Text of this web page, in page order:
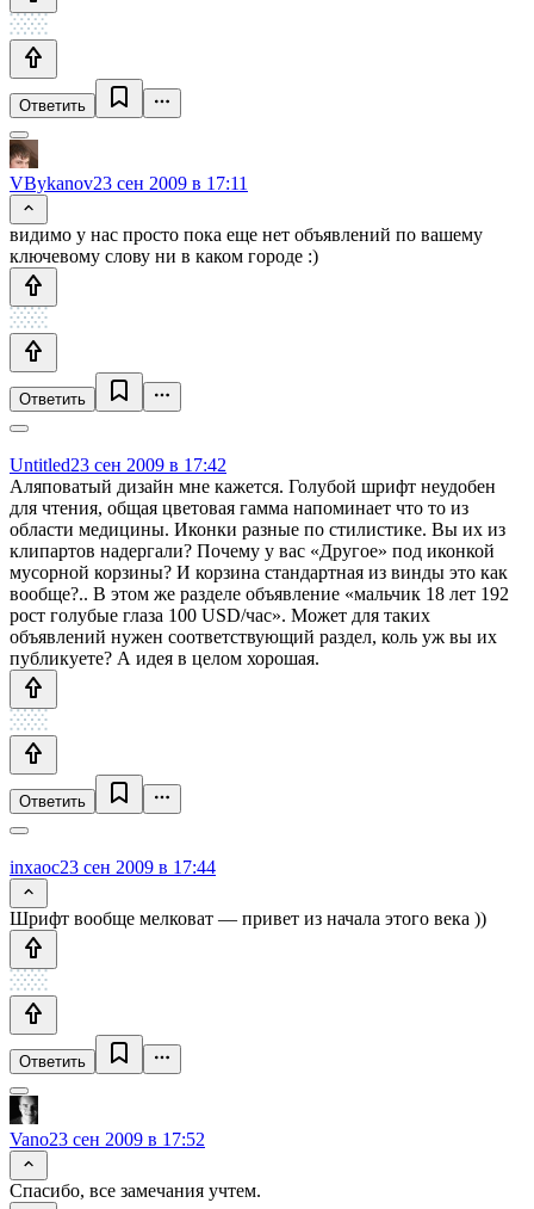
Ответить
VBykanov23 сен 2009 в 17:11
видимо у нас просто пока еще нет объявлений по вашему
ключевому слову ни в каком городе :)
Ответить
Untitled23 сен 2009 в 17:42
Аляповатый дизайн мне кажется. Голубой шрифт неудобен
для чтения, общая цветовая гамма напоминает что то из
области медицины. Иконки разные по стилистике. Вы их из
клипартов надергали? Почему у вас «Другое» под иконкой
мусорной корзины? И корзина стандартная из винды это как
вообще?.. В этом же разделе объявление «мальчик 18 лет 192
рост голубые глаза 100 USD/час». Может для таких
объявлений нужен соответствующий раздел, коль уж вы их
публикуете? А идея в целом хорошая.
Ответить
inxaoc23 сен 2009 в 17:44
Шрифт вообще мелковат — привет из начала этого века ))
Ответить
Vano23 сен 2009 в 17:52
Спасибо, все замечания учтем.